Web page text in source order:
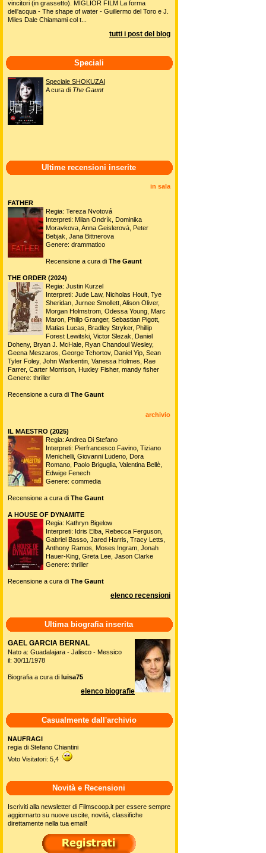
vincitori (in grassetto). MIGLIOR FILM La forma
dell'acqua - The shape of water - Guillermo del Toro e J.
Miles Dale Chiamami col t...
tutti i post del blog
Speciali
Speciale SHOKUZAI
A cura di The Gaunt
Ultime recensioni inserite
in sala
FATHER
Regia: Tereza Nvotová
Interpreti: Milan Ondrík, Dominika
Moravkova, Anna Geislerová, Peter
Bebjak, Jana Bittnerova
Genere: drammatico
Recensione a cura di The Gaunt
THE ORDER (2024)
Regia: Justin Kurzel
Interpreti: Jude Law, Nicholas Hoult, Tye
Sheridan, Jurnee Smollett, Alison Oliver,
Morgan Holmstrom, Odessa Young, Marc
Maron, Philip Granger, Sebastian Pigott,
Matias Lucas, Bradley Stryker, Phillip
Forest Lewitski, Victor Slezak, Daniel
Doheny, Bryan J. McHale, Ryan Chandoul Wesley,
Geena Meszaros, George Tchortov, Daniel Yip, Sean
Tyler Foley, John Warkentin, Vanessa Holmes, Rae
Farrer, Carter Morrison, Huxley Fisher, mandy fisher
Genere: thriller
Recensione a cura di The Gaunt
archivio
IL MAESTRO (2025)
Regia: Andrea Di Stefano
Interpreti: Pierfrancesco Favino, Tiziano
Menichelli, Giovanni Ludeno, Dora
Romano, Paolo Briguglia, Valentina Bellè,
Edwige Fenech
Genere: commedia
Recensione a cura di The Gaunt
A HOUSE OF DYNAMITE
Regia: Kathryn Bigelow
Interpreti: Idris Elba, Rebecca Ferguson,
Gabriel Basso, Jared Harris, Tracy Letts,
Anthony Ramos, Moses Ingram, Jonah
Hauer-King, Greta Lee, Jason Clarke
Genere: thriller
Recensione a cura di The Gaunt
elenco recensioni
Ultima biografia inserita
GAEL GARCIA BERNAL
Nato a: Guadalajara - Jalisco - Messico
il: 30/11/1978
Biografia a cura di luisa75
elenco biografie
Casualmente dall'archivio
NAUFRAGI
regia di Stefano Chiantini
Voto Visitatori: 5,4
Novità e Recensioni
Iscriviti alla newsletter di Filmscoop.it per essere sempre
aggiornarto su nuove uscite, novità, classifiche
direttamente nella tua email!